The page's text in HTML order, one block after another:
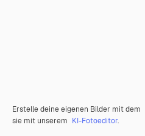
Erstelle deine eigenen Bilder mit dem
sie mit unserem KI-Fotoeditor.